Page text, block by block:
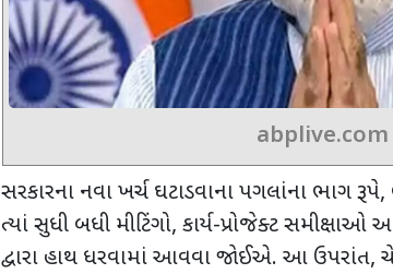
abplive.com
સરકારના નવા ખર્ચ ઘટાડવાના પગલાંના ભાગ રૂપે,
ત્યાં સુધી બધી મીટિંગો, કાર્ય-પ્રોજેક્ટ સમીક્ષાઓ
દ્વારા હાથ ધરવામાં આવવા જોઈએ. આ ઉપરાંત,